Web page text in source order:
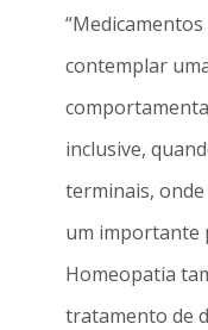
contemplar
inclusive,
terminais,
um importante
Homeopatia
tratamento de